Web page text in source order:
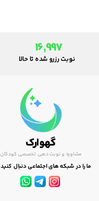
16,997
نوبت رزرو شده تا حالا
گهوارک
مشاوره و نوبت دهی تخصصی کودکان
ما را در شبکه های اجتماعی دنبال کنید